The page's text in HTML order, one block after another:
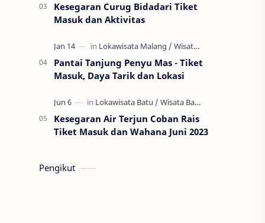
Kesegaran Curug Bidadari Tiket
Masuk dan Aktivitas
Pantai Tanjung Penyu Mas - Tiket
Masuk, Daya Tarik dan Lokasi
Kesegaran Air Terjun Coban Rais
Tiket Masuk dan Wahana Juni 2023
Pengikut